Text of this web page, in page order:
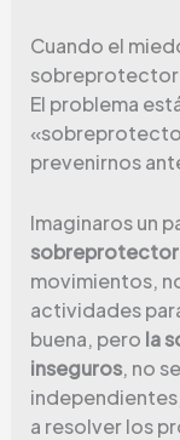
Cuando el
El problema
prevenirnos
Imaginaros un
sobreprotector
movimientos,
actividades
buena, pero la
inseguros, no
a resolver los